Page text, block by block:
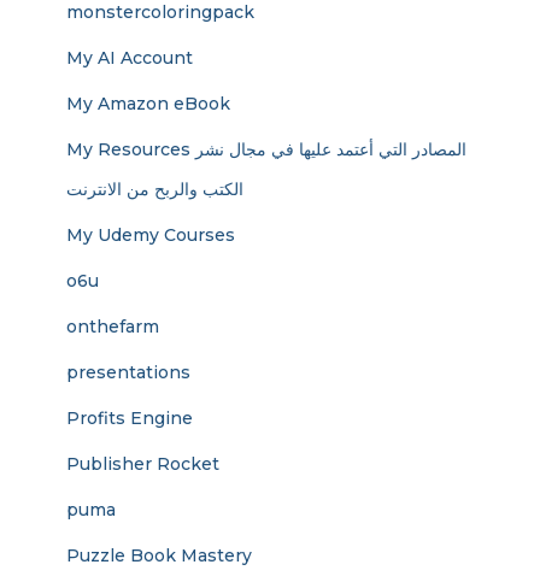
monstercoloringpack
My AI Account
My Amazon eBook
My Resources المصادر التي أعتمد عليها في مجال نشر
الكتب والربح من الانترنت
My Udemy Courses
o6u
onthefarm
presentations
Profits Engine
Publisher Rocket
puma
Puzzle Book Mastery